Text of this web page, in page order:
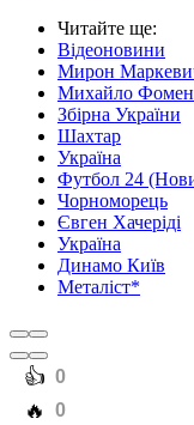
Читайте ще:
Відеоновини
Мирон
Михайло
Збірна України
Шахтар
Україна
Футбол 24
Чорноморець
Євген Хачеріді
Україна
Динамо Київ
Металіст*
️👍 0
️🔥 0